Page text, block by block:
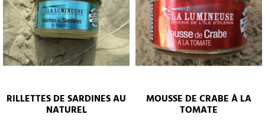
RILLETTES DE SARDINES AU
NATUREL
MOUSSE DE CRABE À LA
TOMATE